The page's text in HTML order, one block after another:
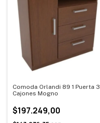
Comoda Orlandi 89 1 Puerta 3
Cajones Mogno
$197.249,00